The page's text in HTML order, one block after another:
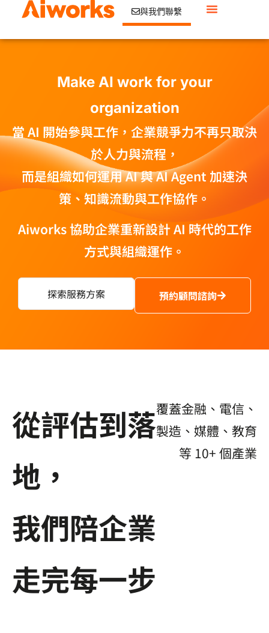
與我們聯繫
Make AI work for your
organization
當 AI 開始參與工作，企業競爭力不再只取決
於人力與流程，
而是組織如何運用 AI 與 AI Agent 加速決
策、知識流動與工作協作。
Aiworks 協助企業重新設計 AI 時代的工作
方式與組織運作。
探索服務方案 預約顧問諮詢
從評估到落
地，
我們陪企業
走完每一步
覆蓋金融、電信、
製造、媒體、教育
等 10+ 個產業